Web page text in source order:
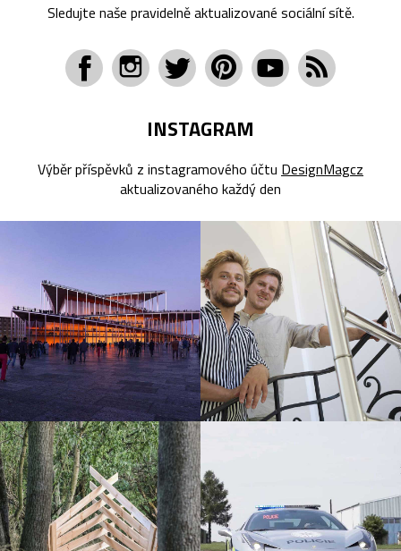
Sledujte naše pravidelně aktualizované sociální sítě.
INSTAGRAM
Výběr příspěvků z instagramového účtu DesignMagcz
aktualizovaného každý den